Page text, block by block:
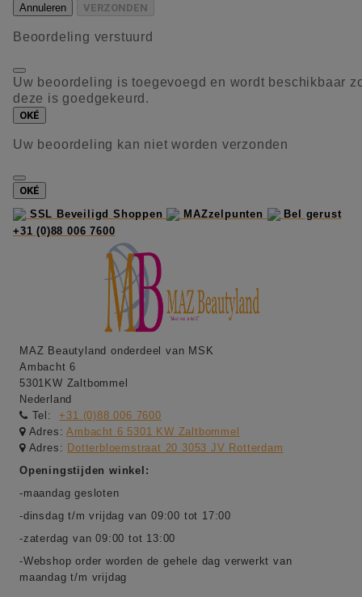
Annuleren VERZONDEN
Beoordeling verstuurd
Uw beoordeling is toegevoegd en wordt beschikbaar
deze is goedgekeurd.
OKÉ
Uw beoordeling kan niet worden verzonden
OKÉ
SSL Beveiligd Shoppen
MAZzelpunten
Bel gerust
+31 (0)88 006 7600
MAZ Beautyland onderdeel van MSK
Ambacht 6
5301KW Zaltbommel
Nederland
Tel:
+31 (0)88 006 7600
Adres:Ambacht 6 5301 KW Zaltbommel
Adres: Dotterbloemstraat 20 3053 JV Rotterdam
Openingstijden winkel:
-maandag gesloten
-dinsdag t/m vrijdag van 09:00 tot 17:00
-zaterdag van 09:00 tot 13:00
-Webshop order worden de gehele dag verwerkt van
maandag t/m vrijdag